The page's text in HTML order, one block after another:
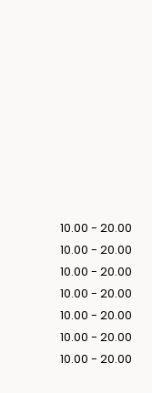
10.00 - 20.00
10.00 - 20.00
10.00 - 20.00
10.00 - 20.00
10.00 - 20.00
10.00 - 20.00
10.00 - 20.00